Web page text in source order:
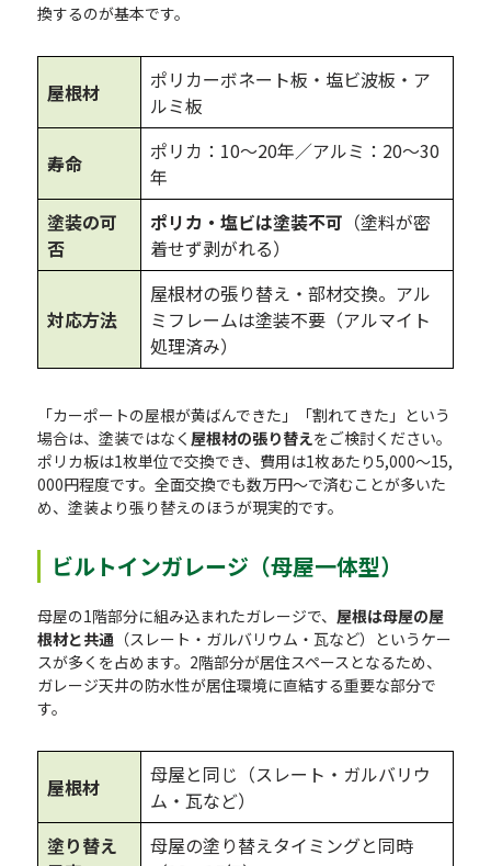
換するのが基本です。
屋根材
ポリカーボネート板・塩ビ波板・ア
ルミ板
寿命
ポリカ：10〜20年／アルミ：20〜30
年
塗装の可
否
ポリカ・塩ビは塗装不可 （塗料が密
着せず剥がれる）
対応方法
屋根材の張り替え・部材交換。アル
ミフレームは塗装不要（アルマイト
処理済み）
「カーポートの屋根が黄ばんできた」「割れてきた」という
場合は、塗装ではなく 屋根材の張り替えをご検討ください。
ポリカ板は1枚単位で交換でき、費用は1枚あたり5,000〜15,
000円程度です。全面交換でも数万円〜で済むことが多いた
め、塗装より張り替えのほうが現実的です。
ビルトインガレージ（母屋一体型）
母屋の1階部分に組み込まれたガレージで、 屋根は母屋の屋
根材と共通 （スレート・ガルバリウム・瓦など）というケー
スが多くを占めます。2階部分が居住スペースとなるため、
ガレージ天井の防水性が居住環境に直結する重要な部分で
す。
屋根材
母屋と同じ（スレート・ガルバリウ
ム・瓦など）
塗り替え
母屋の塗り替えタイミングと同時